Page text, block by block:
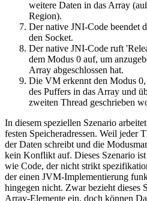
weitere Daten in das Array
Region).
Der native JNI-Code beendet
den Socket.
Der native JNI-Code ruft
dem Modus 0 auf, um
Array abgeschlossen hat.
Die VM erkennt den Modus
des Puffers in das Array und
zweiten Thread geschrieben
In diesem speziellen Szenario
festen Speicheradressen. Weil jeder
der Daten schreibt und die
kein Konflikt auf. Dieses Szenario
wie Code, der nicht strikt
der einen JVM-Implementierung
hingegen nicht. Zwar bezieht dieses
Array-Elemente ein, doch können